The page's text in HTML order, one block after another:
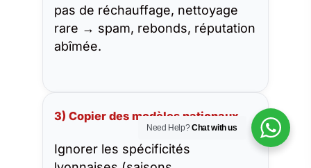
pas de réchauffage, nettoyage
rare → spam, rebonds, réputation
abîmée.
3) Copier des modèles nationaux
Ignorer les spécificités
Need Help?Chat with us